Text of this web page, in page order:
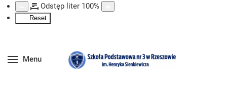
Odstęp liter 100%
Reset
Menu